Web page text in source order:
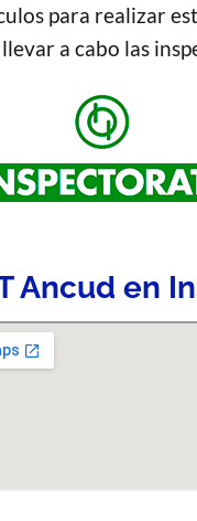
para realizar
a cabo las
Ancud en